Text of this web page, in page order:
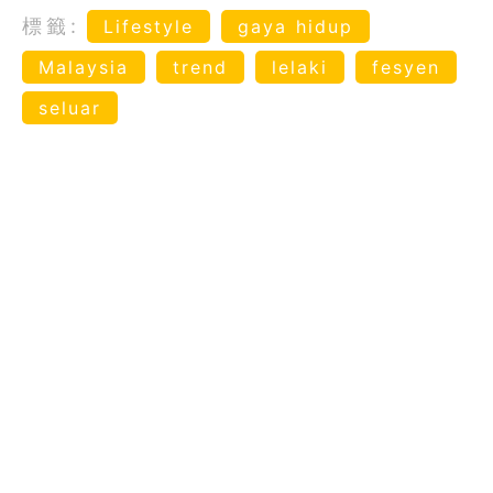
標籤: Lifestyle
gaya hidup
Malaysia
trend lelaki
fesyen
seluar